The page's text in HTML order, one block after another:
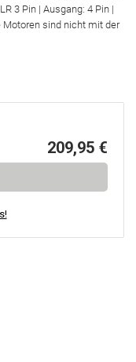
3 Pin | Ausgang: 4 Pin |
Motoren sind nicht mit der
209,95 €